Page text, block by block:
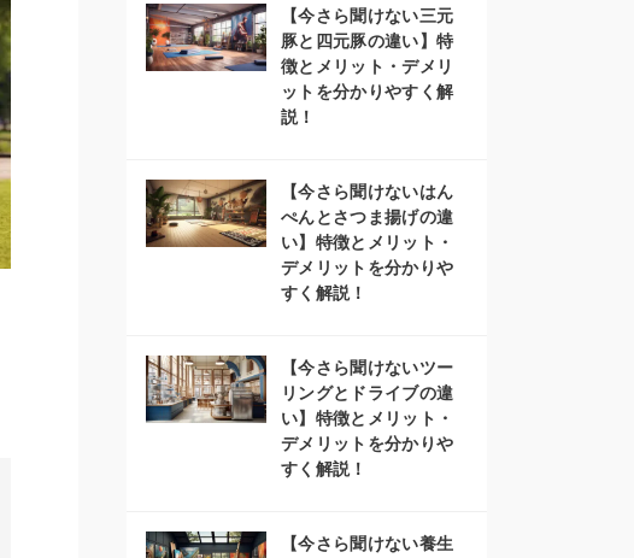
【今さら聞けない三元
豚と四元豚の違い】特
徴とメリット・デメリ
ットを分かりやすく解
説！
【今さら聞けないはん
ぺんとさつま揚げの違
い】特徴とメリット・
デメリットを分かりや
すく解説！
【今さら聞けないツー
リングとドライブの違
い】特徴とメリット・
デメリットを分かりや
すく解説！
【今さら聞けない養生